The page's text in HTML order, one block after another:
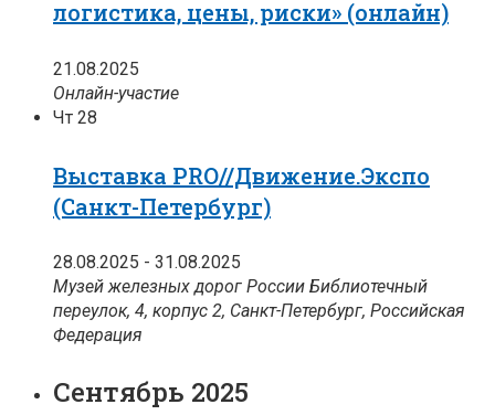
логистика, цены, риски» (онлайн)
21.08.2025
Онлайн-участие
Чт 28
Выставка PRO//Движение.Экспо
(Санкт-Петербург)
28.08.2025 - 31.08.2025
Музей железных дорог России Библиотечный
переулок, 4, корпус 2, Санкт-Петербург, Российская
Федерация
Сентябрь 2025